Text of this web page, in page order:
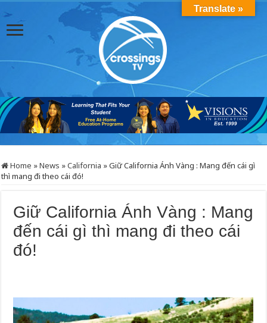
Home »News »California »Giữ California Ánh Vàng : Mang đến cái gì
thì mang đi theo cái đó!
Giữ California Ánh Vàng : Mang
đến cái gì thì mang đi theo cái
đó!
Translate »